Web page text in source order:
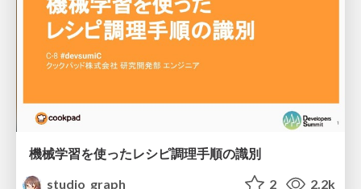
機械学習を使ったレシピ調理手順の識別
studio_graph
2 2.2k